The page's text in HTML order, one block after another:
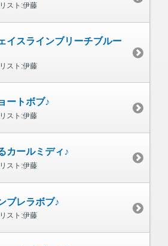
スト:伊藤
イスラインブリーチブルー
スト:伊藤
ートボブ♪
スト:伊藤
カールミディ♪
スト:伊藤
ブレラボブ♪
スト:伊藤